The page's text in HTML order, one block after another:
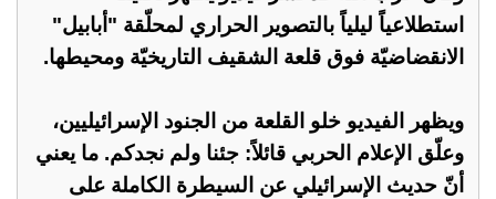
استطلاعياً ليلياً بالتصوير الحراري لمحلّقة "أبابيل"
الانقضاضيّة فوق قلعة الشقيف التاريخيّة ومحيطها.
ويظهر الفيديو خلو القلعة من الجنود الإسرائيليين،
وعلّق الإعلام الحربي قائلاً: جئنا ولم نجدكم. ما يعني
أنّ حديث الإسرائيلي عن السيطرة الكاملة على